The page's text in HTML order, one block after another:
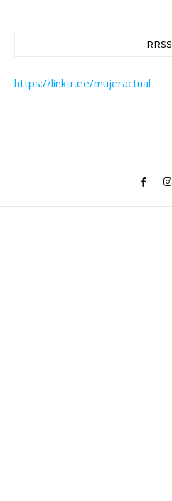
RRSS
https://linktr.ee/mujeractual